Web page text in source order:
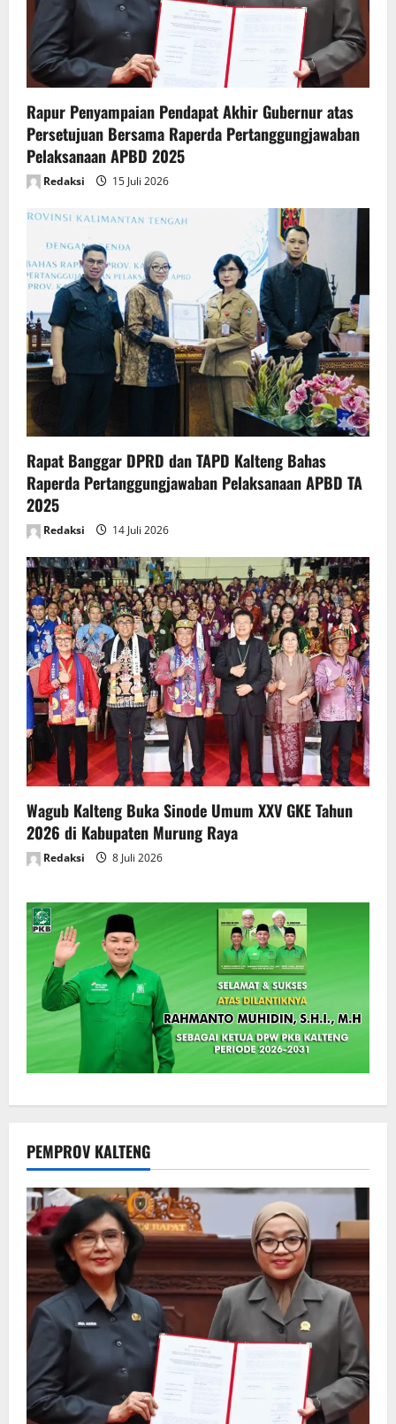
i
o
n
Rapur Penyampaian Pendapat Akhir Gubernur atas
Persetujuan Bersama Raperda Pertanggungjawaban
Pelaksanaan APBD 2025
Redaksi 15 Juli 2026
Rapat Banggar DPRD dan TAPD Kalteng Bahas
Raperda Pertanggungjawaban Pelaksanaan APBD TA
2025
Redaksi 14 Juli 2026
Wagub Kalteng Buka Sinode Umum XXV GKE Tahun
2026 di Kabupaten Murung Raya
Redaksi 8 Juli 2026
PEMPROV KALTENG